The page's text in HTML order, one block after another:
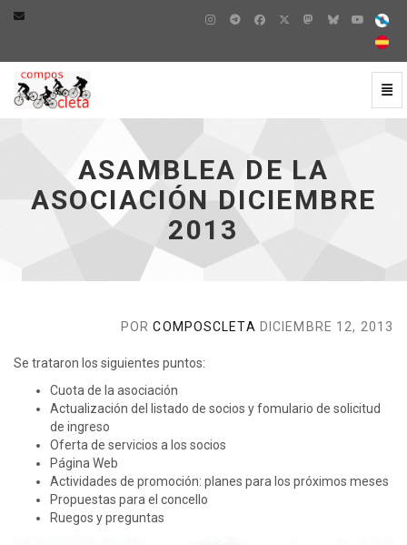
Asamblea de la asociación Diciembre 2013 - ir a inicio
ASAMBLEA DE LA
ASOCIACIÓN DICIEMBRE
2013
PORCOMPOSCLETA DICIEMBRE 12, 2013
Se trataron los siguientes puntos:
Cuota de la asociación
Actualización del listado de socios y fomulario de solicitud
de ingreso
Oferta de servicios a los socios
Página Web
Actividades de promoción: planes para los próximos meses
Propuestas para el concello
Ruegos y preguntas